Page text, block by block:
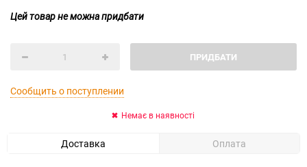
Цей товар не можна придбати
ПРИДБАТИ
Сообщить о поступлении
Немає в наявності
Доставка Оплата